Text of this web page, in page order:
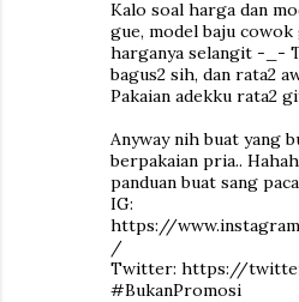
Kalo soal harga dan
gue, model baju
harganya selangit -_-
bagus2 sih, dan rata2
Pakaian adekku rata2
Anyway nih buat yang
berpakaian pria..
panduan buat sang
IG:
https://
/
Twitter: https://
#BukanPromosi